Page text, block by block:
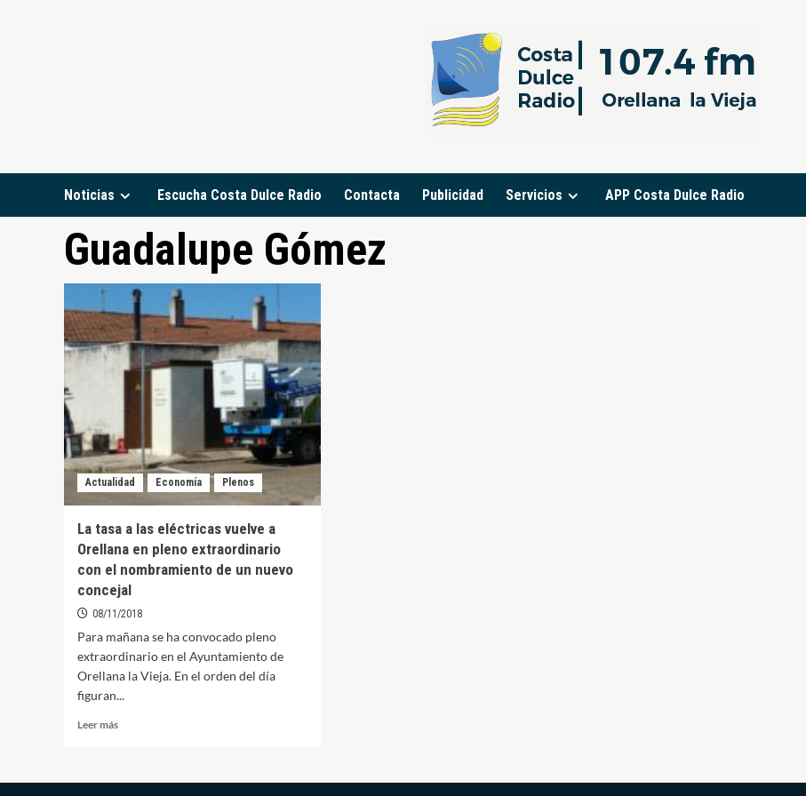
Noticias Escucha Costa Dulce Radio Contacta Publicidad Servicios APP Costa Dulce Radio
Guadalupe Gómez
Actualidad Economía Plenos
La tasa a las eléctricas vuelve a
Orellana en pleno extraordinario
con el nombramiento de un nuevo
concejal
08/11/2018
Para mañana se ha convocado pleno
extraordinario en el Ayuntamiento de
Orellana la Vieja. En el orden del día
figuran...
Leer másLeer